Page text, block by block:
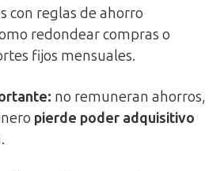
con reglas de ahorro
redondear compras o
fijos mensuales.
no remuneran ahorros,
pierde poder adquisitivo